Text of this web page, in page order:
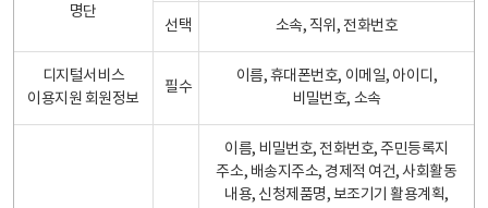
명단
선택 소속, 직위, 전화번호
디지털서비스
이용지원 회원정보
필수
이름, 휴대폰번호, 이메일, 아이디,
비밀번호, 소속
이름, 비밀번호, 전화번호, 주민등록지
주소, 배송지주소, 경제적 여건, 사회활동
내용, 신청제품명, 보조기기 활용계획,